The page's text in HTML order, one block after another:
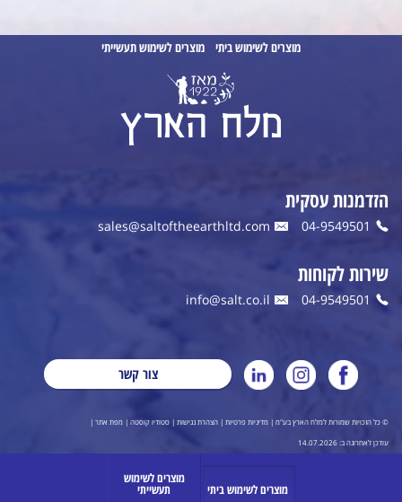
מוצרים לשימוש ביתי
מוצרים לשימוש
תעשייתי
מוצרים לשימוש ביתי מוצרים לשימוש תעשייתי
הזדמנות עסקית
04-9549501
sales@saltoftheearthltd.com
שירות לקוחות
04-9549501
info@salt.co.il
צור קשר
© כל הזכויות שמורות למלח הארץ בע"מ | מדיניות פרטיות | הצהרת נגישות | סטודיו קוסטה | מפת אתר |
עודכן לאחרונה ב: 14.07.2026